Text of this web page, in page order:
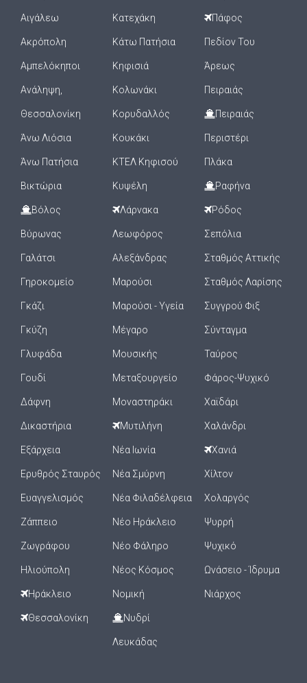
Αιγάλεω
Ακρόπολη
Αμπελόκηποι
Ανάληψη,
Θεσσαλονίκη
Άνω Λιόσια
Άνω Πατήσια
Βικτώρια
Βόλος
Βύρωνας
Γαλάτσι
Γηροκομείο
Γκάζι
Γκύζη
Γλυφάδα
Γουδί
Δάφνη
Δικαστήρια
Εξάρχεια
Ερυθρός Σταυρός
Ευαγγελισμός
Ζάππειο
Ζωγράφου
Ηλιούπολη
Ηράκλειο
Θεσσαλονίκη
Κατεχάκη
Κάτω Πατήσια
Κηφισιά
Κολωνάκι
Κορυδαλλός
Κουκάκι
ΚΤΕΛ Κηφισού
Κυψέλη
Λάρνακα
Λεωφόρος
Αλεξάνδρας
Μαρούσι
Μαρούσι - Υγεία
Μέγαρο
Μουσικής
Μεταξουργείο
Μοναστηράκι
Μυτιλήνη
Νέα Ιωνία
Νέα Σμύρνη
Νέα Φιλαδέλφεια
Νέο Ηράκλειο
Νέο Φάληρο
Νέος Κόσμος
Νομική
Νυδρί
Λευκάδας
Πάφος
Πεδίον Του
Άρεως
Πειραιάς
Πειραιάς
Περιστέρι
Πλάκα
Ραφήνα
Ρόδος
Σεπόλια
Σταθμός Αττικής
Σταθμός Λαρίσης
Συγγρού Φιξ
Σύνταγμα
Ταύρος
Φάρος-Ψυχικό
Χαϊδάρι
Χαλάνδρι
Χανιά
Χίλτον
Χολαργός
Ψυρρή
Ψυχικό
Ωνάσειο - Ίδρυμα
Νιάρχος